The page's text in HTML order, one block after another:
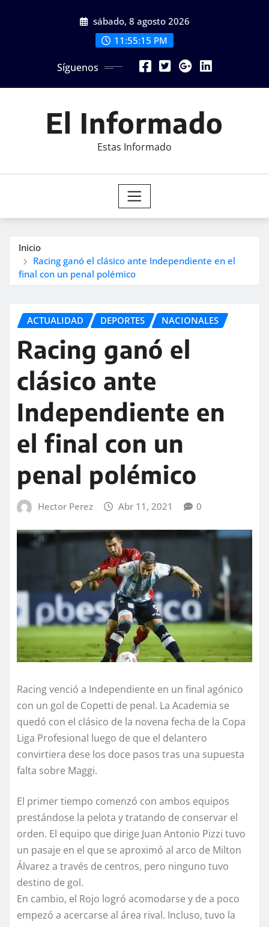
sábado, 8 agosto 2026
11:55:17 PM
Síguenos
El Informado
Estas Informado
Inicio
Racing ganó el clásico ante Independiente en el
final con un penal polémico
ACTUALIDAD DEPORTES NACIONALES
Racing ganó el
clásico ante
Independiente en
el final con un
penal polémico
Hector Perez Abr 11, 2021 0
Racing venció a Independiente en un final agónico
con un gol de Copetti de penal. La Academia se
quedó con el clásico de la novena fecha de la Copa
Liga Profesional luego de que el delantero
convirtiera dese los doce pasos tras una supuesta
falta sobre Maggi.
El primer tiempo comenzó con ambos equipos
prestándose la pelota y tratando de conservar el
orden. El equipo que dirige Juan Antonio Pizzi tuvo
un pasaje en el que se aproximó al arco de Milton
Álvarez a través de centros, pero ninguno tuvo
destino de gol.
En cambio, el Rojo logró acomodarse y de a poco
empezó a acercarse al área rival. Incluso, tuvo la